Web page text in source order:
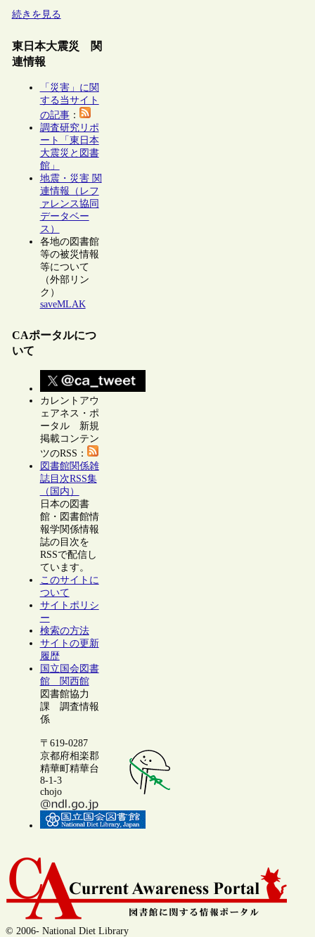
続きを見る
東日本大震災 関
連情報
「災害」に関
する当サイト
の記事：
調査研究リポ
ート「東日本
大震災と図書
館」
地震・災害 関
連情報（レフ
ァレンス協同
データベー
ス）
各地の図書館
等の被災情報
等について
（外部リン
ク）
saveMLAK
CAポータルにつ
いて
カレントアウ
ェアネス・ポ
ータル 新規
掲載コンテン
ツのRSS：
図書館関係雑
誌目次RSS集
（国内）
日本の図書
館・図書館情
報学関係情報
誌の目次を
RSSで配信し
ています。
このサイトに
ついて
サイトポリシ
ー
検索の方法
サイトの更新
履歴
国立国会図書
館 関西館
図書館協力
課 調査情報
係
〒619-0287
京都府相楽郡
精華町精華台
8-1-3
chojo
© 2006- National Diet Library